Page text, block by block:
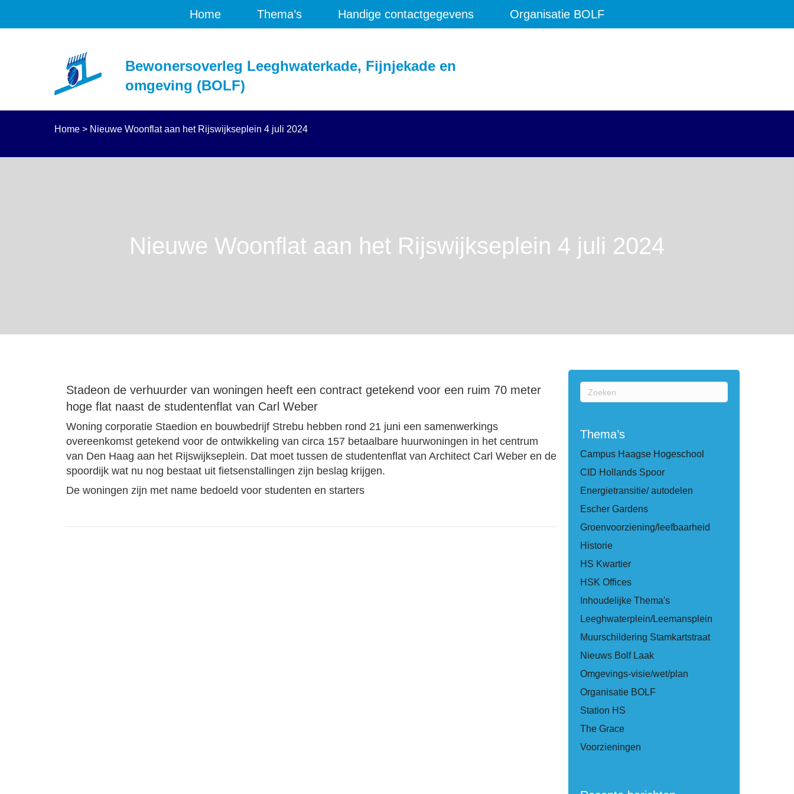
Home Thema’s Handige contactgegevens Organisatie BOLF
Bewonersoverleg Leeghwaterkade, Fijnjekade en
omgeving (BOLF)
Home > Nieuwe Woonflat aan het Rijswijkseplein 4 juli 2024
Nieuwe Woonflat aan het Rijswijkseplein 4 juli 2024
Stadeon de verhuurder van woningen heeft een contract getekend voor een ruim 70 meter
hoge flat naast de studentenflat van Carl Weber
Woning corporatie Staedion en bouwbedrijf Strebu hebben rond 21 juni een samenwerkings
overeenkomst getekend voor de ontwikkeling van circa 157 betaalbare huurwoningen in het centrum
van Den Haag aan het Rijswijkseplein. Dat moet tussen de studentenflat van Architect Carl Weber en de
spoordijk wat nu nog bestaat uit fietsenstallingen zijn beslag krijgen.
De woningen zijn met name bedoeld voor studenten en starters
Thema’s
Campus Haagse Hogeschool
CID Hollands Spoor
Energietransitie/ autodelen
Escher Gardens
Groenvoorziening/leefbaarheid
Historie
HS Kwartier
HSK Offices
Inhoudelijke Thema's
Leeghwaterplein/Leemansplein
Muurschildering Stamkartstraat
Nieuws Bolf Laak
Omgevings-visie/wet/plan
Organisatie BOLF
Station HS
The Grace
Voorzieningen